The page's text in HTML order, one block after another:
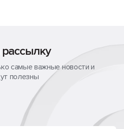
самые важные новости и
полезны